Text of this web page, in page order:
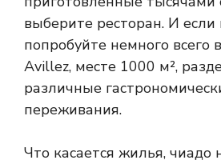
выберите ресторан. И
попробуйте немного всего
Avillez, месте 1000 м²,
различные
переживания.
Что касается жилья, чиадо